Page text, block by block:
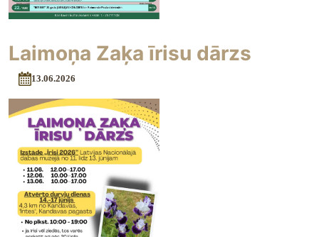
Laimoņa Zaķa īrisu dārzs
13.06.2026